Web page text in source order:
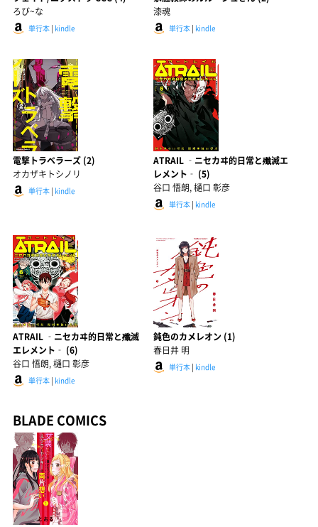
ろび~な
単行本 | kindle
漆魂
単行本| kindle
電撃トラベラーズ (2)
オカザキトシノリ
単行本 | kindle
ATRAIL ‐ニセカヰ的日常と殲滅エ
レメント‐ (5)
谷口 悟朗, 樋口 彰彦
単行本| kindle
ATRAIL ‐ニセカヰ的日常と殲滅
エレメント‐ (6)
谷口 悟朗, 樋口 彰彦
単行本 | kindle
鈍色のカメレオン (1)
春日井 明
単行本| kindle
BLADE COMICS